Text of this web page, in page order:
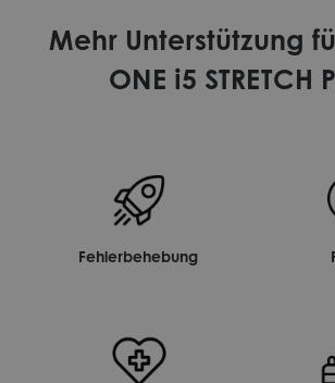
Mehr Unterstützung
ONE i5 STRETCH
Fehlerbehebung